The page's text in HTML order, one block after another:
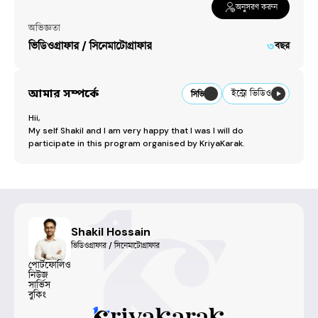
অনুসরণ করুন
অভিজ্ঞতা
ভিডিওগ্রাফার / সিনেমাটোগ্রাফার ৩বছর
আমার সম্পর্কে সিভি ইন্ট্রো ভিডিও
Hii,
My self Shakil and I am very happy that I was I will do
participate in this program organised by KriyaKarak.
Shakil Hossain
ভিডিওগ্রাফার / সিনেমাটোগ্রাফার
পোর্টফোলিও
নিউজ
সার্ভিস
বুকিং